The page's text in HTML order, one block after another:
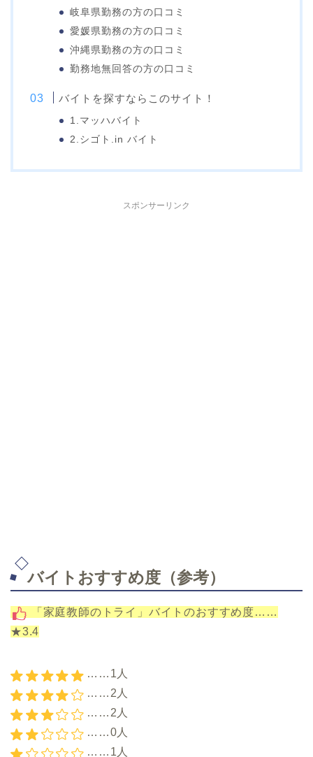
岐阜県勤務の方の口コミ
愛媛県勤務の方の口コミ
沖縄県勤務の方の口コミ
勤務地無回答の方の口コミ
バイトを探すならこのサイト！
1.マッハバイト
2.シゴト.in バイト
スポンサーリンク
バイトおすすめ度（参考）
「家庭教師のトライ」バイトのおすすめ度……
★3.4
……1人
……2人
……2人
……0人
……1人